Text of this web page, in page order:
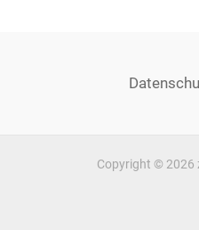
Copyright © 2026